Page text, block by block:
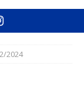
2024